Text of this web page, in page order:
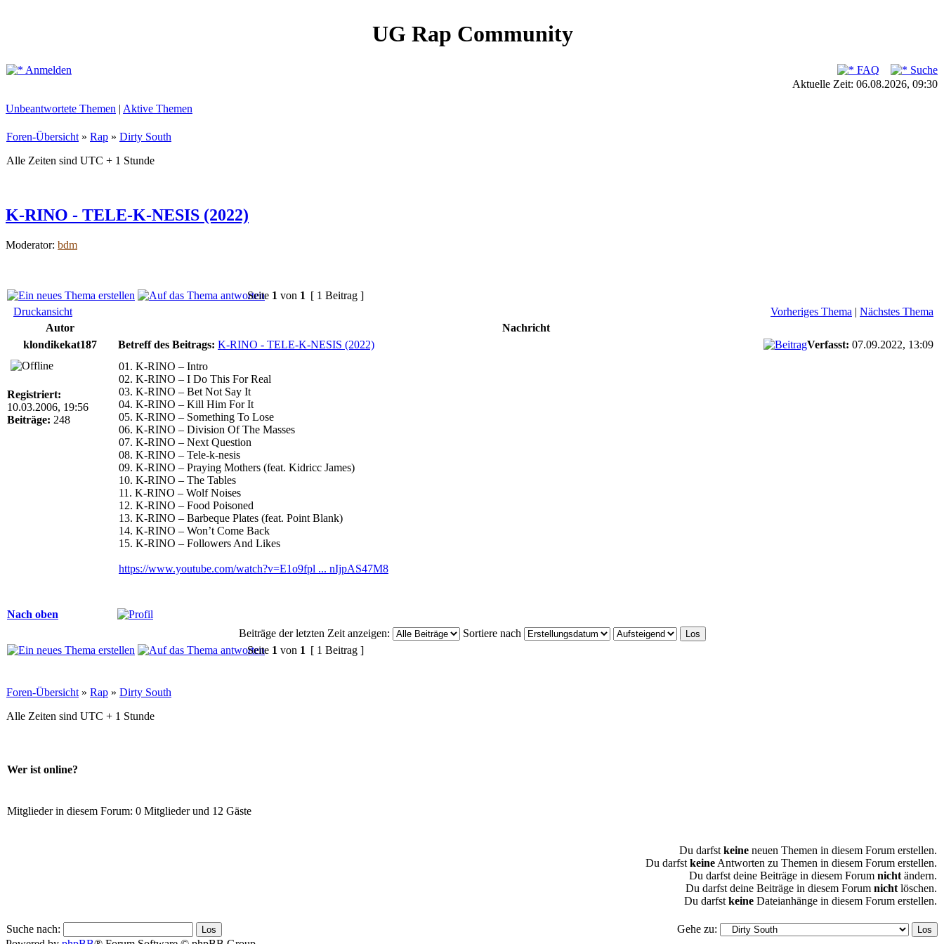
UG Rap Community
Anmelden FAQ
Suche
Aktuelle Zeit: 06.08.2026, 09:30
Unbeantwortete Themen | Aktive Themen
Foren-Übersicht » Rap » Dirty South
Alle Zeiten sind UTC + 1 Stunde
K-RINO - TELE-K-NESIS (2022)
Moderator: bdm
Seite 1 von 1 [ 1 Beitrag ]
Druckansicht
Vorheriges Thema | Nächstes Thema
Autor
Nachricht
klondikekat187
Betreff des Beitrags: K-RINO - TELE-K-NESIS (2022) Verfasst: 07.09.2022, 13:09
Registriert:
10.03.2006, 19:56
Beiträge: 248
01. K-RINO – Intro
02. K-RINO – I Do This For Real
03. K-RINO – Bet Not Say It
04. K-RINO – Kill Him For It
05. K-RINO – Something To Lose
06. K-RINO – Division Of The Masses
07. K-RINO – Next Question
08. K-RINO – Tele-k-nesis
09. K-RINO – Praying Mothers (feat. Kidricc James)
10. K-RINO – The Tables
11. K-RINO – Wolf Noises
12. K-RINO – Food Poisoned
13. K-RINO – Barbeque Plates (feat. Point Blank)
14. K-RINO – Won’t Come Back
15. K-RINO – Followers And Likes
https://www.youtube.com/watch?v=E1o9fpl ... nIjpAS47M8
Nach oben
Beiträge der letzten Zeit anzeigen:
Sortiere nach
Seite 1 von 1 [ 1 Beitrag ]
Foren-Übersicht » Rap » Dirty South
Alle Zeiten sind UTC + 1 Stunde
Wer ist online?
Mitglieder in diesem Forum: 0 Mitglieder und 12 Gäste
Du darfst keine neuen Themen in diesem Forum erstellen.
Du darfst keine Antworten zu Themen in diesem Forum erstellen.
Du darfst deine Beiträge in diesem Forum nicht ändern.
Du darfst deine Beiträge in diesem Forum nicht löschen.
Du darfst keine Dateianhänge in diesem Forum erstellen.
Suche nach:
Gehe zu: